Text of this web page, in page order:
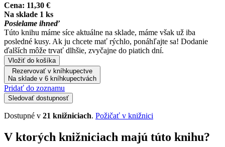
Cena: 11,30 €
Na sklade 1 ks
Posielame ihneď
Túto knihu máme síce aktuálne na sklade, máme však už iba
posledné kusy. Ak ju chcete mať rýchlo, ponáhľajte sa! Dodanie
ďalších môže trvať dlhšie, zvyčajne do piatich dní.
Vložiť do košíka
Rezervovať v kníhkupectve
Na sklade v 6 kníhkupectvách
Pridať do zoznamu
Sledovať dostupnosť
Dostupné v 21 knižniciach. Požičať v knižnici
V ktorých knižniciach majú túto knihu?